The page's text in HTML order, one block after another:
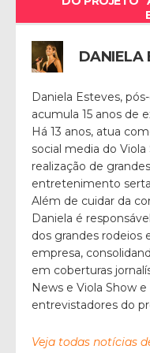
DANIELA
Daniela Esteves,
acumula 15 anos de
Há 13 anos, atua
social media do
realização de
entretenimento
Além de cuidar da
Daniela é
dos grandes rodeios
empresa,
em coberturas
News e Viola Show
entrevistadores do
Veja todas notícias